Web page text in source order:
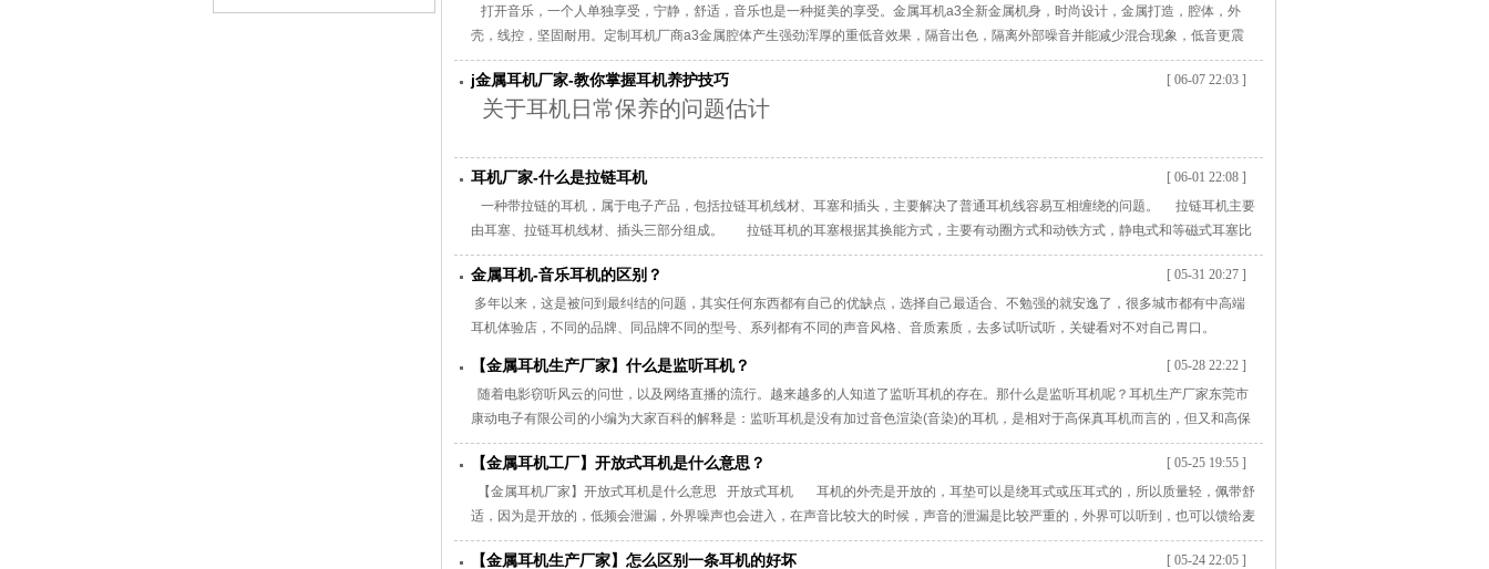
打开音乐，一个人单独享受，宁静，舒适，音乐也是一种挺美的享受。金属耳机a3全新金属机身，时尚设计，金属打造，腔体，外
壳，线控，坚固耐用。定制耳机厂商a3金属腔体产生强劲浑厚的重低音效果，隔音出色，隔离外部噪音并能减少混合现象，低音更震
撼。定制耳机厂商金属耳机a3高中低三频衔接紧密，整体音色温暖扎实低频震撼强劲，犹如身临其境。 定制耳机厂商采用铝
合金音腔，钛合金
[ 06-07 22:03 ]
j金属耳机厂家-教你掌握耳机养护技巧
关于耳机日常保养的问题估计
[ 06-01 22:08 ]
耳机厂家-什么是拉链耳机
一种带拉链的耳机，属于电子产品，包括拉链耳机线材、耳塞和插头，主要解决了普通耳机线容易互相缠绕的问题。 拉链耳机主要
由耳塞、拉链耳机线材、插头三部分组成。 拉链耳机的耳塞根据其换能方式，主要有动圈方式和动铁方式，静电式和等磁式耳塞比
较少。从佩带形式上来说，主要用在耳塞式和挂耳式上，头带式耳塞比较少。从耳机线材质上来说又包括金属拉链耳机、注塑拉链耳
机、尼龙拉链耳机等。 &
[ 05-31 20:27 ]
金属耳机-音乐耳机的区别？
多年以来，这是被问到最纠结的问题，其实任何东西都有自己的优缺点，选择自己最适合、不勉强的就安逸了，很多城市都有中高端
耳机体验店，不同的品牌、同品牌不同的型号、系列都有不同的声音风格、音质素质，去多试听试听，关键看对不对自己胃口。
[ 05-28 22:22 ]
【金属耳机生产厂家】什么是监听耳机？
随着电影窃听风云的问世，以及网络直播的流行。越来越多的人知道了监听耳机的存在。那什么是监听耳机呢？耳机生产厂家东莞市
康动电子有限公司的小编为大家百科的解释是：监听耳机是没有加过音色渲染(音染)的耳机，是相对于高保真耳机而言的，但又和高保
真耳机不同，监听耳机相当于全保真。通过监听耳机，能够听到最为接近真实的、未加任何修饰的音质。它广泛应用于dj工作的打碟、
录音棚、配音室、电视台、广播电台以及midi工作室等领域。 监听耳机这个名词由于以前听的比较少，
[ 05-25 19:55 ]
【金属耳机工厂】开放式耳机是什么意思？
【金属耳机厂家】开放式耳机是什么意思 开放式耳机 耳机的外壳是开放的，耳垫可以是绕耳式或压耳式的，所以质量轻，佩带舒
适，因为是开放的，低频会泄漏，外界噪声也会进入，在声音比较大的时候，声音的泄漏是比较严重的，外界可以听到，也可以馈给麦
克风。它的声音自然，无压迫感，低频准确。 如果耳机开放的程度很高，可以听到另一边单元发出的声音，形成一定的互馈，使得
听感自然。
[ 05-24 22:05 ]
【金属耳机生产厂家】怎么区别一条耳机的好坏